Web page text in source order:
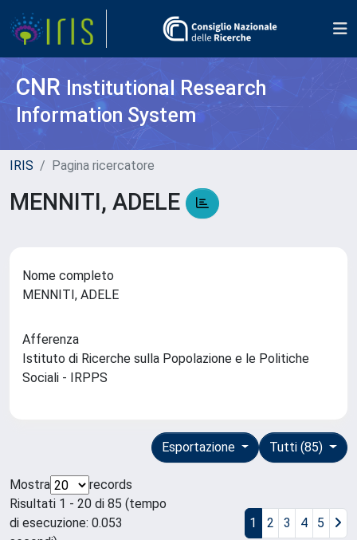
CNR Institutional Research
Information System
IRIS Pagina ricercatore
MENNITI, ADELE
Nome completo
MENNITI, ADELE
Afferenza
Istituto di Ricerche sulla Popolazione e le Politiche
Sociali - IRPPS
Tutti (85)
Esportazione
Mostra
records
Risultati 1 - 20 di 85 (tempo
di esecuzione: 0.053
1 2 3 4 5